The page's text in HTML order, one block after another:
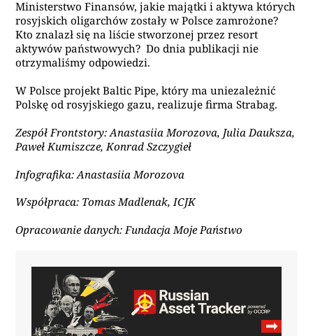
Ministerstwo Finansów, jakie majątki i aktywa których
rosyjskich oligarchów zostały w Polsce zamrożone?
Kto znalazł się na liście stworzonej przez resort
aktywów państwowych? Do dnia publikacji nie
otrzymaliśmy odpowiedzi.
W Polsce projekt Baltic Pipe, który ma uniezależnić
Polskę od rosyjskiego gazu, realizuje firma Strabag.
Zespół Frontstory: Anastasiia Morozova, Julia Dauksza,
Paweł Kumiszcze, Konrad Szczygieł
Infografika: Anastasiia Morozova
Współpraca: Tomas Madlenak, ICJK
Opracowanie danych: Fundacja Moje Państwo